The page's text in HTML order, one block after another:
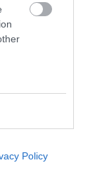
Policy
HA KÉSŐBBRE